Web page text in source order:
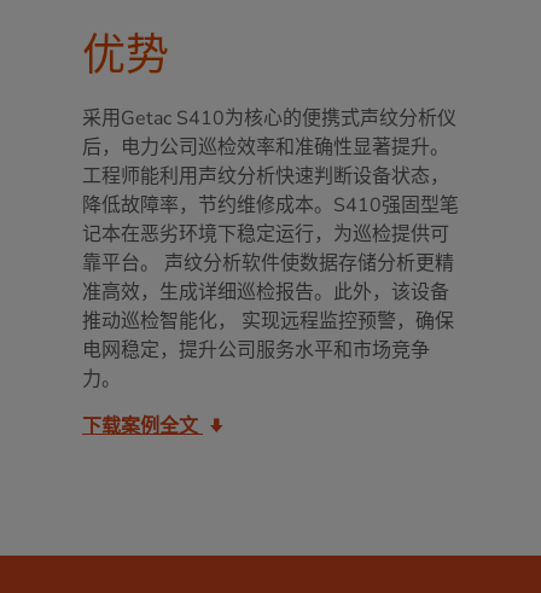
优势
采用Getac S410为核心的便携式声纹分析仪
后，电力公司巡检效率和准确性显著提升。
工程师能利用声纹分析快速判断设备状态，
降低故障率，节约维修成本。S410强固型笔
记本在恶劣环境下稳定运行，为巡检提供可
靠平台。 声纹分析软件使数据存储分析更精
准高效，生成详细巡检报告。此外，该设备
推动巡检智能化， 实现远程监控预警，确保
电网稳定，提升公司服务水平和市场竞争
力。
下载案例全文